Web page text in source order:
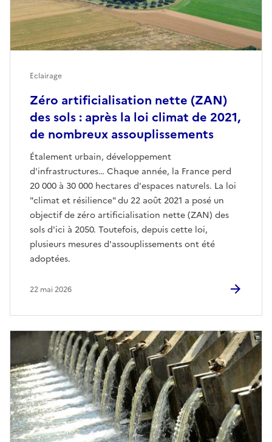
Zéro artificialisation nette (ZAN)
des sols : après la loi climat de 2021,
de nombreux assouplissements
Étalement urbain, développement
d'infrastructures… Chaque année, la France perd
20 000 à 30 000 hectares d'espaces naturels. La loi
"climat et résilience" du 22 août 2021 a posé un
objectif de zéro artificialisation nette (ZAN) des
sols d'ici à 2050. Toutefois, depuis cette loi,
plusieurs mesures d'assouplissements ont été
adoptées.
Eclairage
22 mai 2026